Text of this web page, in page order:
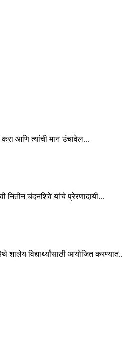
करा आणि त्यांची मान उंचावेल...
नितीन चंदनशिवे यांचे प्रेरणादायी...
शालेय विद्यार्थ्यांसाठी आयोजित